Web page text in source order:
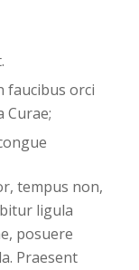
faucibus orci
Curae;
tempus non,
ligula
posuere
Praesent